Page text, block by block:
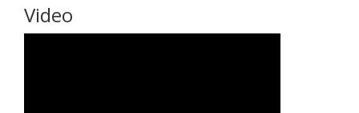
Video